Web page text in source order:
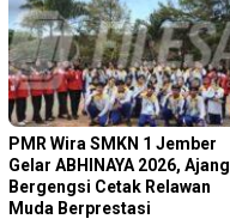
PMR Wira SMKN 1 Jember
Gelar ABHINAYA 2026, Ajang
Bergengsi Cetak Relawan
Muda Berprestasi